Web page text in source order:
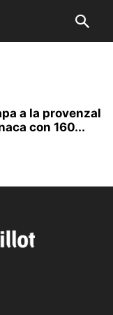
a la provenzal
con 160...